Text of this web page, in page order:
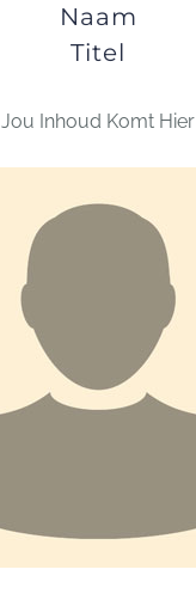
Naam
Titel
Jou Inhoud Komt Hier